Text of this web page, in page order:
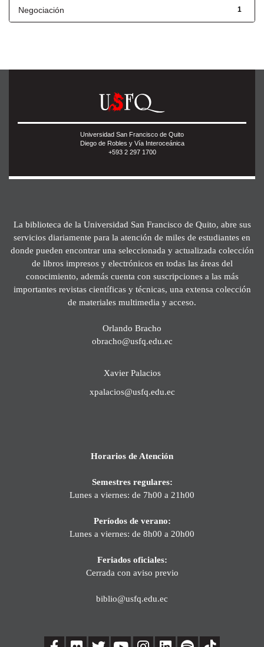
1
Negociación
Universidad San Francisco de Quito
Diego de Robles y Vía Interoceánica
+593 2 297 1700
La biblioteca de la Universidad San Francisco de Quito, abre sus
servicios diariamente para la atención de miles de estudiantes en
donde pueden encontrar una seleccionada y actualizada colección
de libros impresos y electrónicos en todas las áreas del
conocimiento, además cuenta con suscripciones a las más
importantes revistas científicas y técnicas, una extensa colección
de materiales multimedia y acceso.
Orlando Bracho
obracho@usfq.edu.ec
Xavier Palacios
xpalacios@usfq.edu.ec
Horarios de Atención
Semestres regulares:
Lunes a viernes: de 7h00 a 21h00
Períodos de verano:
Lunes a viernes: de 8h00 a 20h00
Feriados oficiales:
Cerrada con aviso previo
biblio@usfq.edu.ec